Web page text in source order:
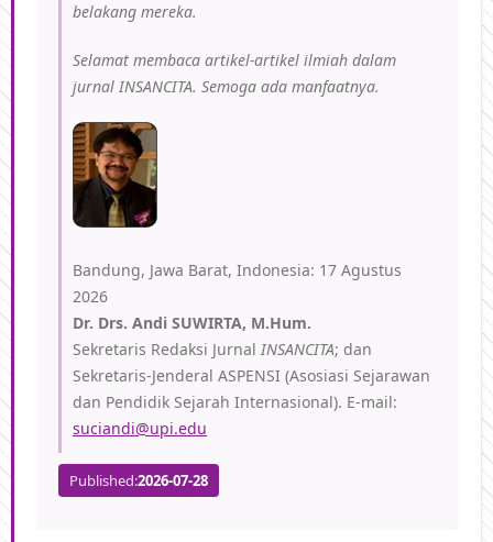
belakang mereka.
Selamat membaca artikel-artikel ilmiah dalam
jurnal INSANCITA. Semoga ada manfaatnya.
Bandung, Jawa Barat, Indonesia: 17 Agustus
2026
Dr. Drs. Andi SUWIRTA, M.Hum.
Sekretaris Redaksi Jurnal INSANCITA; dan
Sekretaris-Jenderal ASPENSI (Asosiasi Sejarawan
dan Pendidik Sejarah Internasional). E-mail:
suciandi@upi.edu
Published:2026-07-28